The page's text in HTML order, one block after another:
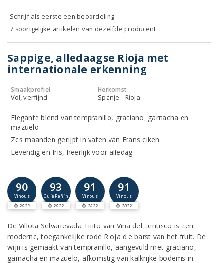
Schrijf als eerste een beoordeling
7 soortgelijke artikelen van dezelfde producent
Sappige, alledaagse Rioja met
internationale erkenning
Smaakprofiel
Vol, verfijnd
Herkomst
Spanje - Rioja
Elegante blend van tempranillo, graciano, garnacha en
mazuelo
Zes maanden gerijpt in vaten van Frans eiken
Levendig en fris, heerlijk voor alledag
90
Vinous
2023
93
Guía Peñín
2022
91
Vinous
2022
91
Vinous
2022
De Villota Selvanevada Tinto van Viña del Lentisco is een
moderne, toegankelijke rode Rioja die barst van het fruit. De
wijn is gemaakt van tempranillo, aangevuld met graciano,
garnacha en mazuelo, afkomstig van kalkrijke bodems in